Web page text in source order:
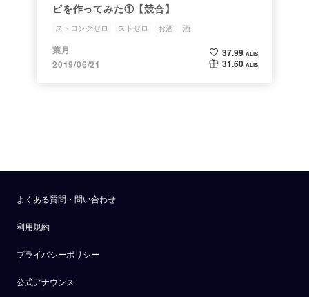
ピを作ってみた①【競合】
ストロングゼロ ストゼロ お酒
酒
葉月のストゼロ研究所
葉月
2019/06/21
37.99 ALIS
31.60 ALIS
よくある質問・問い合わせ
利用規約
プライバシーポリシー
公式アナウンス